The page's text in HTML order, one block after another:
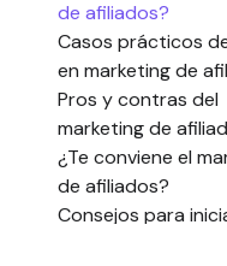
de afiliados?
Casos prácticos
en marketing de
Pros y contras del
marketing de
¿Te conviene el
de afiliados?
Consejos para